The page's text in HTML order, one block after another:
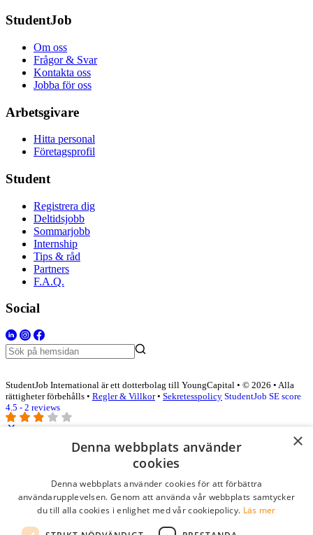
StudentJob
Om oss
Frågor & Svar
Kontakta oss
Jobba för oss
Arbetsgivare
Hitta personal
Företagsprofil
Student
Registrera dig
Deltidsjobb
Sommarjobb
Internship
Tips & råd
Partners
F.A.Q.
Social
StudentJob International är ett dotterbolag till YoungCapital • © 2026 • Alla
rättigheter förbehålls • Regler & Villkor• Sekretesspolicy StudentJob SE score
4.5 - 2 reviews
Logga in som företag
Lösenord
×
Denna webbplats använder
cookies
Denna webbplats använder cookies för att förbättra
användarupplevelsen. Genom att använda vår webbplats samtycker
du till alla cookies i enlighet med vår cookiepolicy. Läs mer